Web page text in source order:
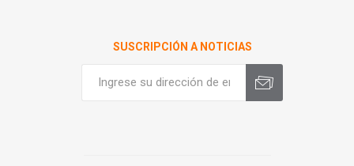
SUSCRIPCIÓN A NOTICIAS